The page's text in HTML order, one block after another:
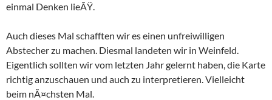
einmal Denken lieÃŸ.
Auch dieses Mal schafften wir es einen unfreiwilligen
Abstecher zu machen. Diesmal landeten wir in Weinfeld.
Eigentlich sollten wir vom letzten Jahr gelernt haben, die Karte
richtig anzuschauen und auch zu interpretieren. Vielleicht
beim nÃ¤chsten Mal.